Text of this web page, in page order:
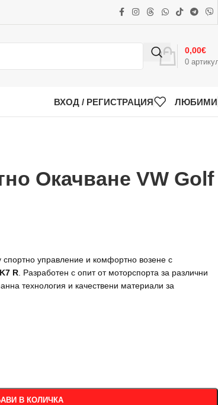
0
0,00€
ВХОД / РЕГИСТРАЦИЯ ЛЮБИМИ
Окачване VW Golf
управление и комфортно возене с
R . Разработен с опит от моторспорта за различни
технология и качествени материали за
В КОЛИЧКА